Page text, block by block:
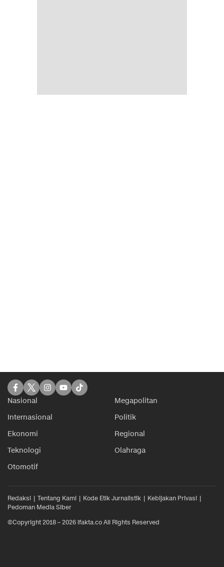
Nasional
Megapolitan
Internasional
Politik
Ekonomi
Regional
Teknologi
Olahraga
Otomotif
Redaksi Tentang Kami Kode Etik Jurnalistik
Kebijakan Privasi
Pedoman Media Siber
©Copyright 2018 – 2026 ifakta.co All Rights Reserved